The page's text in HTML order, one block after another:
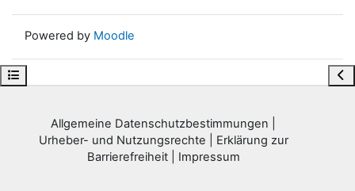
Kursindex öffnen
Powered by Moodle
Allgemeine Datenschutzbestimmungen
Urheber- und Nutzungsrechte
Erklärung zur
Barrierefreiheit| Impressum